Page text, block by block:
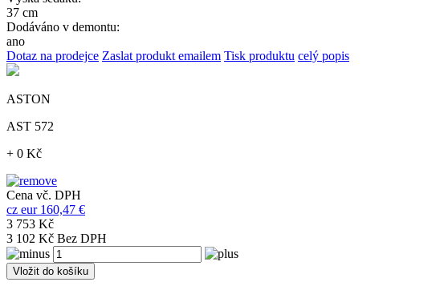
37 cm
Dodáváno v demontu:
ano
Dotaz na prodejce Zaslat produkt emailem Tisk produktu celý popis
ASTON
AST 572
+ 0 Kč
Cena vč. DPH
cz eur 160,47 €
3 753 Kč
3 102 Kč Bez DPH
Vložit do košíku